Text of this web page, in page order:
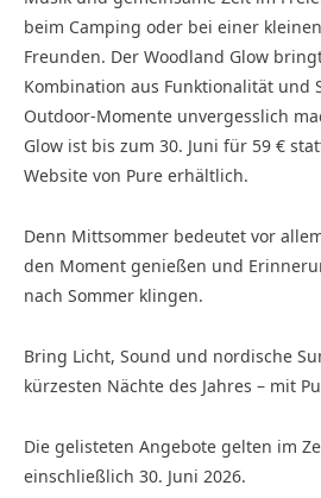
beim Camping oder bei einer
Freunden. Der Woodland Glow
Kombination aus Funktionalität und
Outdoor-Momente unvergesslich
Glow ist bis zum 30. Juni für 59 €
Website von Pure erhältlich.
Denn Mittsommer bedeutet vor
den Moment genießen und
nach Sommer klingen.
Bring Licht, Sound und nordische
kürzesten Nächte des Jahres – mit
Die gelisteten Angebote gelten im
einschließlich 30. Juni 2026.